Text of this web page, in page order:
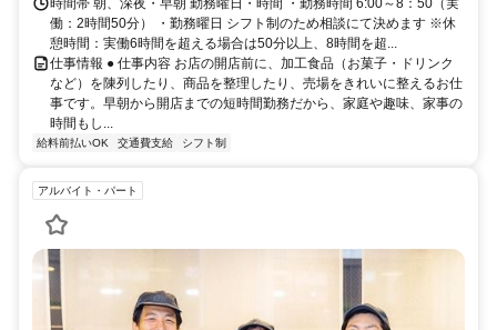
働：2時間50分） ・勤務曜日 シフト制のため相談にて決めます ※休
憩時間：実働6時間を超える場合は50分以上、8時間を超...
仕事情報 ● 仕事内容 お店の開店前に、加工食品（お菓子・ドリンク
など）を陳列したり、商品を整理したり、売場をきれいに整えるお仕
事です。早朝から開店までの短時間勤務だから、家庭や趣味、家事の
時間もし...
給料前払いOK 交通費支給 シフト制
アルバイト・パート